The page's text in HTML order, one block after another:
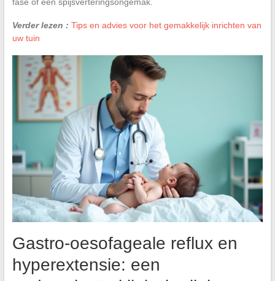
Verder lezen : Tips en advies voor het gemakkelijk inrichten van
uw tuin
Gastro-oesofageale reflux en
hyperextensie: een